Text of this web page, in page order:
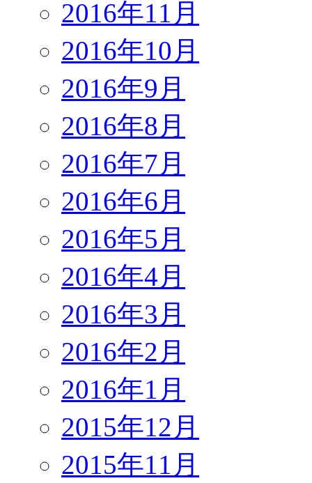
2016年11月
2016年10月
2016年9月
2016年8月
2016年7月
2016年6月
2016年5月
2016年4月
2016年3月
2016年2月
2016年1月
2015年12月
2015年11月